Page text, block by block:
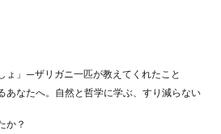
ょ」—ザリガニ一匹が教えてくれたこと
あなたへ。自然と哲学に学ぶ、すり減らない
か？